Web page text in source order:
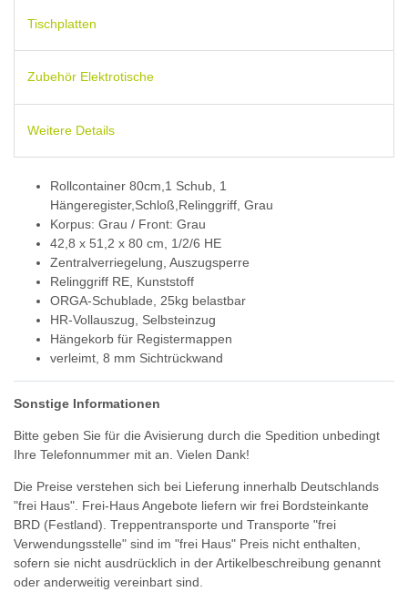
Tischplatten
Zubehör Elektrotische
Weitere Details
Rollcontainer 80cm,1 Schub, 1
Hängeregister,Schloß,Relinggriff, Grau
Korpus: Grau / Front: Grau
42,8 x 51,2 x 80 cm, 1/2/6 HE
Zentralverriegelung, Auszugsperre
Relinggriff RE, Kunststoff
ORGA-Schublade, 25kg belastbar
HR-Vollauszug, Selbsteinzug
Hängekorb für Registermappen
verleimt, 8 mm Sichtrückwand
Sonstige Informationen
Bitte geben Sie für die Avisierung durch die Spedition unbedingt
Ihre Telefonnummer mit an. Vielen Dank!
Die Preise verstehen sich bei Lieferung innerhalb Deutschlands
"frei Haus". Frei-Haus Angebote liefern wir frei Bordsteinkante
BRD (Festland). Treppentransporte und Transporte "frei
Verwendungsstelle" sind im "frei Haus" Preis nicht enthalten,
sofern sie nicht ausdrücklich in der Artikelbeschreibung genannt
oder anderweitig vereinbart sind.